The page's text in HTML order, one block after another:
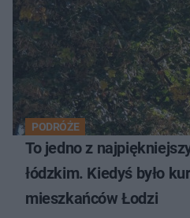
PODRÓŻE
To jedno z
łódzkim. Kiedyś było
mieszkańców Łodzi